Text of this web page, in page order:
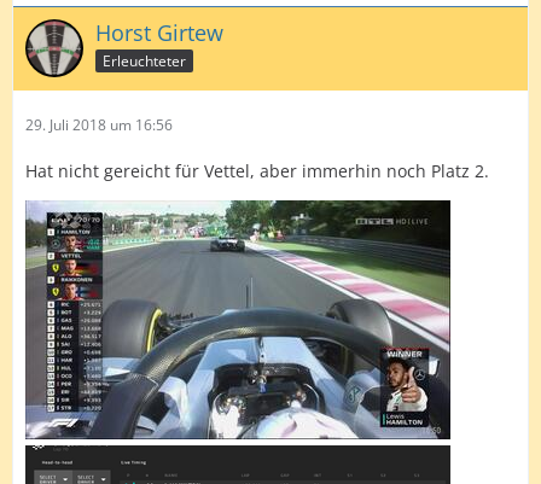
Horst Girtew
Erleuchteter
29. Juli 2018 um 16:56
Hat nicht gereicht für Vettel, aber immerhin noch Platz 2.